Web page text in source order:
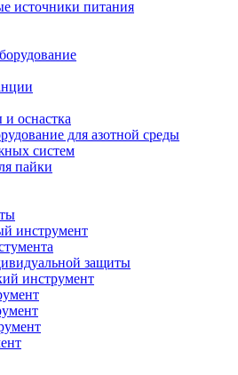
источники питания
оснастка
для азотной среды
систем
пайки
инструмент
защиты
инструмент